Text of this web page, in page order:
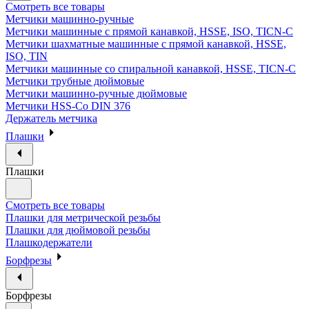
Смотреть все товары
Метчики машинно-ручные
Метчики машинные с прямой канавкой, HSSE, ISO, TICN-C
Метчики шахматные машинные с прямой канавкой, HSSE,
ISO, TIN
Метчики машинные со спиральной канавкой, HSSE, TICN-C
Метчики трубные дюймовые
Метчики машинно-ручные дюймовые
Метчики HSS-Co DIN 376
Держатель метчика
Плашки
Плашки
Смотреть все товары
Плашки для метрической резьбы
Плашки для дюймовой резьбы
Плашкодержатели
Борфрезы
Борфрезы